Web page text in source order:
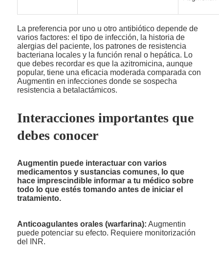
La preferencia por uno u otro antibiótico depende de
varios factores: el tipo de infección, la historia de
alergias del paciente, los patrones de resistencia
bacteriana locales y la función renal o hepática. Lo
que debes recordar es que la azitromicina, aunque
popular, tiene una eficacia moderada comparada con
Augmentin en infecciones donde se sospecha
resistencia a betalactámicos.
Interacciones importantes que
debes conocer
Augmentin puede interactuar con varios
medicamentos y sustancias comunes, lo que
hace imprescindible informar a tu médico sobre
todo lo que estés tomando antes de iniciar el
tratamiento.
Anticoagulantes orales (warfarina): Augmentin
puede potenciar su efecto. Requiere monitorización
del INR.